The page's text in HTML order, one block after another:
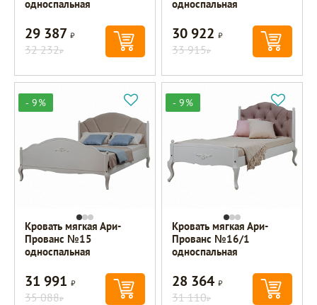
односпальная
29 387Р
32 232Р
односпальная
30 922Р
33 915Р
- 9%
Кровать мягкая Ари-
Прованс №15
односпальная
31 991Р
35 088Р
- 9%
Кровать мягкая Ари-
Прованс №16/1
односпальная
28 364Р
31 110Р